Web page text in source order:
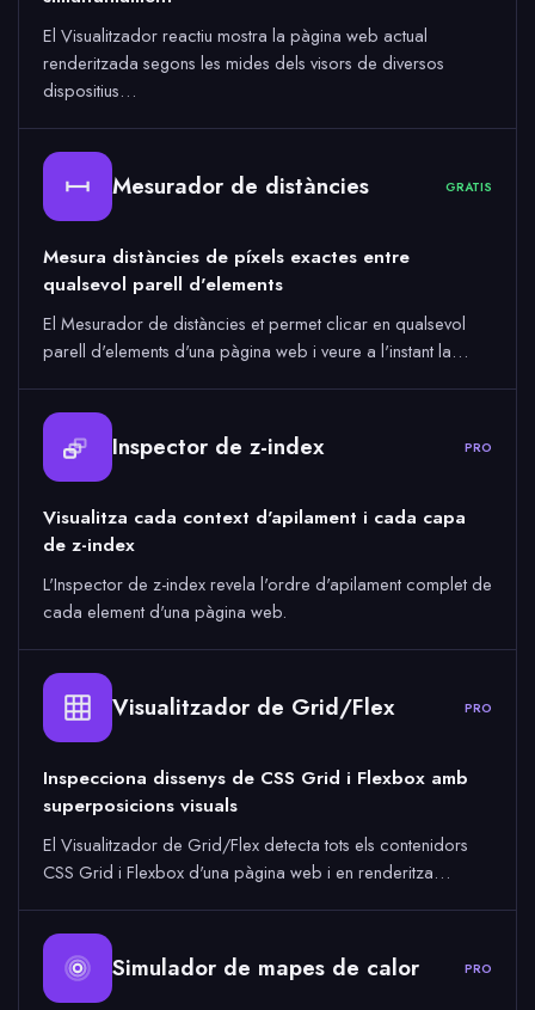
El Visualitzador reactiu mostra la pàgina web actual
renderitzada segons les mides dels visors de diversos
dispositius…
Mesurador de distàncies GRATIS
Mesura distàncies de píxels exactes entre
qualsevol parell d'elements
El Mesurador de distàncies et permet clicar en qualsevol
parell d'elements d'una pàgina web i veure a l'instant la…
Inspector de z-index PRO
Visualitza cada context d'apilament i cada capa
de z-index
L'Inspector de z-index revela l'ordre d'apilament complet de
cada element d'una pàgina web.
Visualitzador de Grid/Flex PRO
Inspecciona dissenys de CSS Grid i Flexbox amb
superposicions visuals
El Visualitzador de Grid/Flex detecta tots els contenidors
CSS Grid i Flexbox d'una pàgina web i en renderitza…
Simulador de mapes de calor PRO